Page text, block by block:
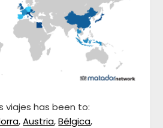
viajes has been to:
,Austria,Bélgica,